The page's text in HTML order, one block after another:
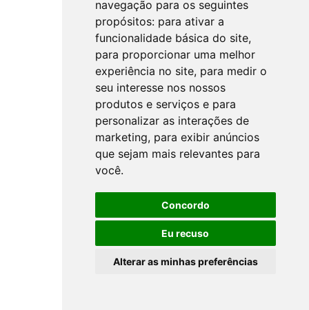
navegação para os seguintes
propósitos: para ativar a
funcionalidade básica do site,
para proporcionar uma melhor
experiência no site, para medir o
seu interesse nos nossos
produtos e serviços e para
personalizar as interações de
marketing, para exibir anúncios
que sejam mais relevantes para
você.
Concordo
Eu recuso
Alterar as minhas preferências